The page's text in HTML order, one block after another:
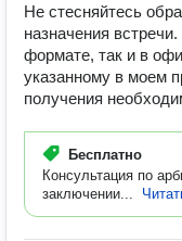
Не стесняйтесь
назначения
формате, так и в
указанному в моем
получения
Бесплатно
Консультация по
заключении...